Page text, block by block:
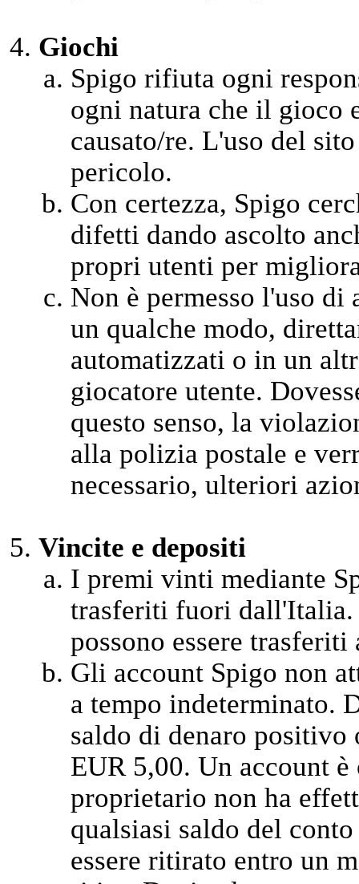
Giochi
Spigo rifiuta ogni
ogni natura che il gioco
causato/re. L'uso del
pericolo.
Con certezza, Spigo
difetti dando ascolto
propri utenti per
Non è permesso l'uso
un qualche modo,
automatizzati o in un
giocatore utente.
questo senso, la
alla polizia postale e
necessario, ulteriori
Vincite e depositi
I premi vinti mediante
trasferiti fuori dall'Italia.
possono essere
Gli account Spigo non
a tempo indeterminato.
saldo di denaro positivo
EUR 5,00. Un account
proprietario non ha
qualsiasi saldo del
essere ritirato entro un